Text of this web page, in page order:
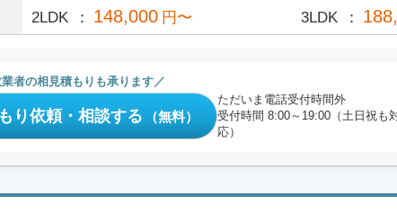
2LDK
148,000 円〜 3LDK
者の相見積もりも承ります
り依頼・相談する （無料）
ただいま電話受付時間外
受付時間 8:00～19:00（土日祝も
応）